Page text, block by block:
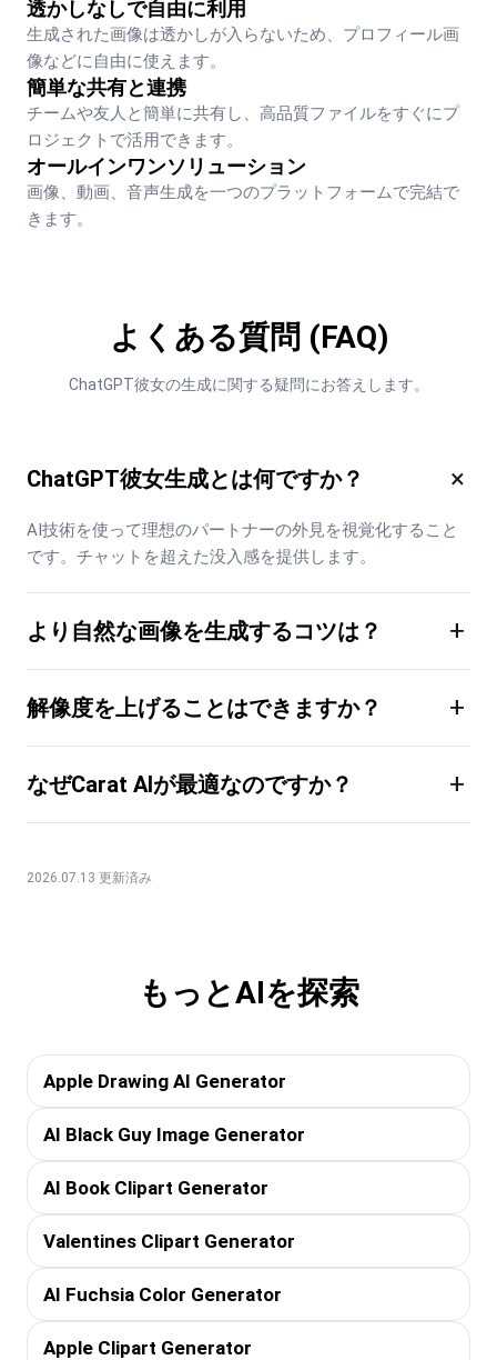
透かしなしで自由に利用
生成された画像は透かしが入らないため、プロフィール画
像などに自由に使えます。
簡単な共有と連携
チームや友人と簡単に共有し、高品質ファイルをすぐにプ
ロジェクトで活用できます。
オールインワンソリューション
画像、動画、音声生成を一つのプラットフォームで完結で
きます。
よくある質問 (FAQ)
ChatGPT彼女の生成に関する疑問にお答えします。
ChatGPT彼女生成とは何ですか？ ×
AI技術を使って理想のパートナーの外見を視覚化すること
です。チャットを超えた没入感を提供します。
より自然な画像を生成するコツは？ +
解像度を上げることはできますか？ +
なぜCarat AIが最適なのですか？ +
2026.07.13 更新済み
もっとAIを探索
Apple Drawing AI Generator
AI Black Guy Image Generator
AI Book Clipart Generator
Valentines Clipart Generator
AI Fuchsia Color Generator
Apple Clipart Generator